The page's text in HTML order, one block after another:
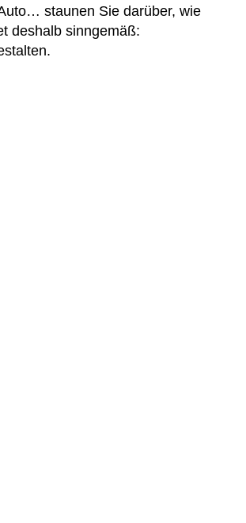
staunen Sie darüber, wie
deshalb sinngemäß: